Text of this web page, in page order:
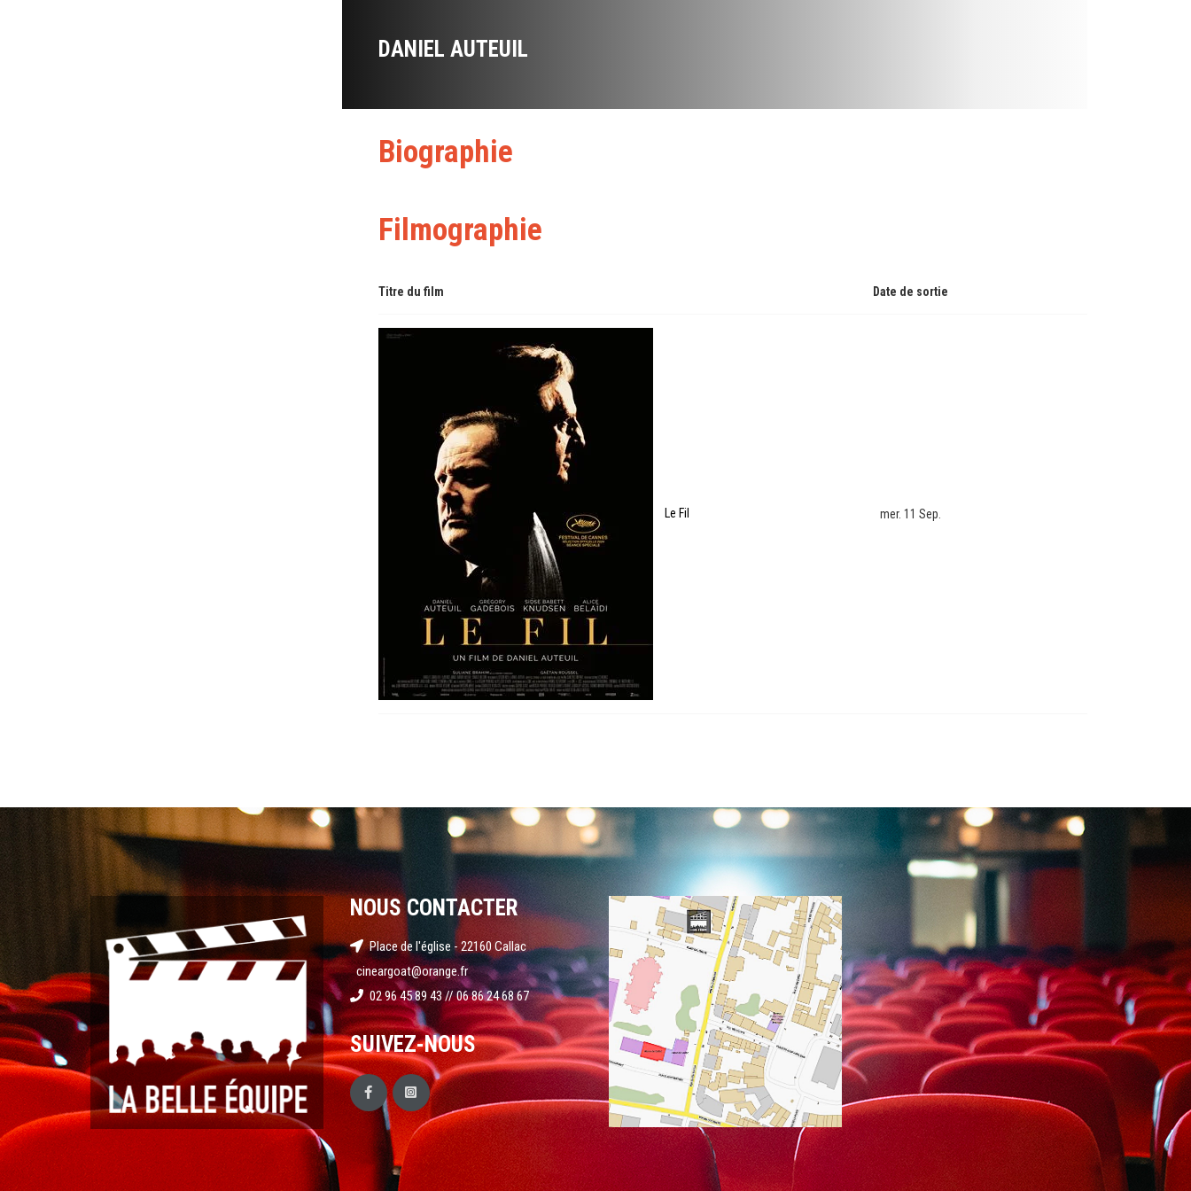
DANIEL AUTEUIL
Biographie
Filmographie
Titre du film Date de sortie
Le Fil mer. 11 Sep.
NOUS CONTACTER
Place de l'église - 22160 Callac
cineargoat@orange.fr
02 96 45 89 43 // 06 86 24 68 67
SUIVEZ-NOUS